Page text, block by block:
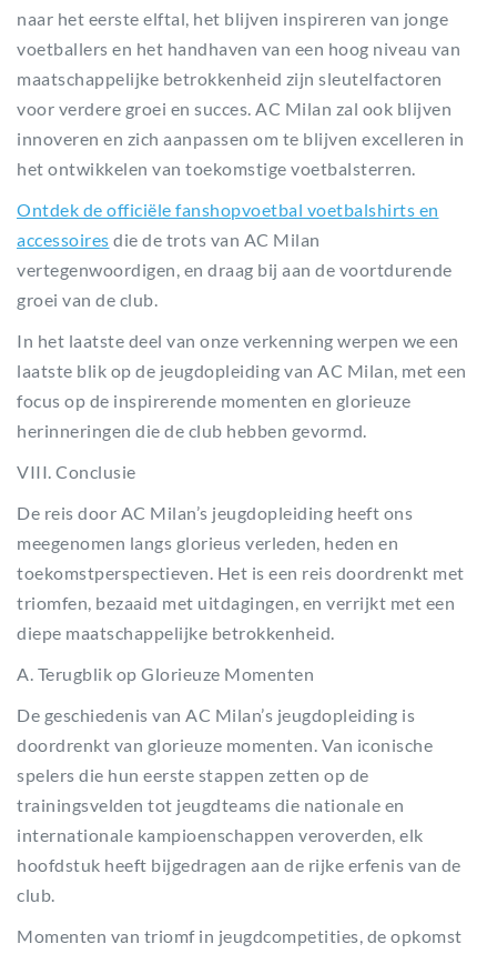
naar het eerste elftal, het blijven inspireren van jonge
voetballers en het handhaven van een hoog niveau van
maatschappelijke betrokkenheid zijn sleutelfactoren
voor verdere groei en succes. AC Milan zal ook blijven
innoveren en zich aanpassen om te blijven excelleren in
het ontwikkelen van toekomstige voetbalsterren.
Ontdek de officiële fanshopvoetbal voetbalshirts en
accessoires die de trots van AC Milan
vertegenwoordigen, en draag bij aan de voortdurende
groei van de club.
In het laatste deel van onze verkenning werpen we een
laatste blik op de jeugdopleiding van AC Milan, met een
focus op de inspirerende momenten en glorieuze
herinneringen die de club hebben gevormd.
VIII. Conclusie
De reis door AC Milan’s jeugdopleiding heeft ons
meegenomen langs glorieus verleden, heden en
toekomstperspectieven. Het is een reis doordrenkt met
triomfen, bezaaid met uitdagingen, en verrijkt met een
diepe maatschappelijke betrokkenheid.
A. Terugblik op Glorieuze Momenten
De geschiedenis van AC Milan’s jeugdopleiding is
doordrenkt van glorieuze momenten. Van iconische
spelers die hun eerste stappen zetten op de
trainingsvelden tot jeugdteams die nationale en
internationale kampioenschappen veroverden, elk
hoofdstuk heeft bijgedragen aan de rijke erfenis van de
club.
Momenten van triomf in jeugdcompetities, de opkomst